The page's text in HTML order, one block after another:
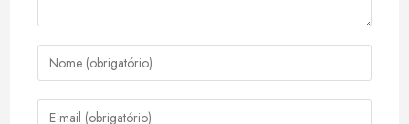
Digite
seu
nome
Digite